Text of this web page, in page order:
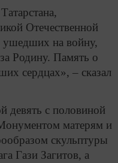
Отечественной
ушедших на войну,
Родину. Память о
сердцах», – сказал
девять с половиной
матерям и
скульптуры
Гази Загитов, а